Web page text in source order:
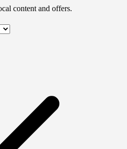
content and offers.